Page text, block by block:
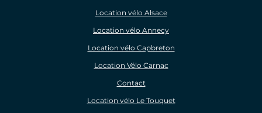
Location vélo Alsace
Location vélo Annecy
Location vélo Capbreton
Location Vélo Carnac
Contact
Location vélo Le Touquet